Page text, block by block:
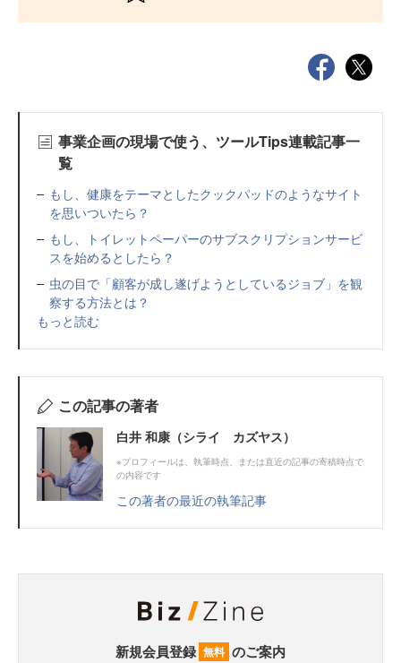
事業企画の現場で使う、ツールTips連載記事一
覧
もし、健康をテーマとしたクックパッドのようなサイト
を思いついたら？
もし、トイレットペーパーのサブスクリプションサービ
スを始めるとしたら？
虫の目で「顧客が成し遂げようとしているジョブ」を観
察する方法とは？
もっと読む
この記事の著者
白井 和康（シライ カズヤス）
※プロフィールは、執筆時点、または直近の記事の寄稿時点で
の内容です
この著者の最近の執筆記事
新規会員登録 無料 のご案内